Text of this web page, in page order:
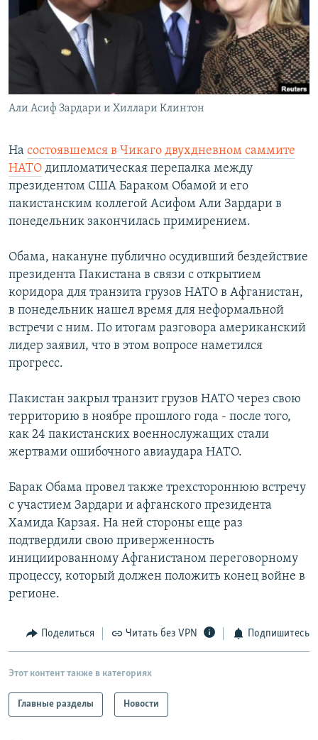
РАСПИСАНИЕ ВЕЩАНИЯ
ПОДПИШИТЕСЬ НА РАССЫЛКУ
СОЦИАЛЬНЫЕ СЕТИ
Все сайты РСЕ/РС
Али Асиф Зардари и Хиллари Клинтон
На состоявшемся в Чикаго двухдневном саммите
НАТО дипломатическая перепалка между
президентом США Бараком Обамой и его
пакистанским коллегой Асифом Али Зардари в
понедельник закончилась примирением.
Обама, накануне публично осудивший бездействие
президента Пакистана в связи с открытием
коридора для транзита грузов НАТО в Афганистан,
в понедельник нашел время для неформальной
встречи с ним. По итогам разговора американский
лидер заявил, что в этом вопросе наметился
прогресс.
Пакистан закрыл транзит грузов НАТО через свою
территорию в ноябре прошлого года - после того,
как 24 пакистанских военнослужащих стали
жертвами ошибочного авиаудара НАТО.
Барак Обама провел также трехстороннюю встречу
с участием Зардари и афганского президента
Хамида Карзая. На ней стороны еще раз
подтвердили свою приверженность
инициированному Афганистаном переговорному
процессу, который должен положить конец войне в
регионе.
Поделиться Читать без VPN Подпишитесь
Этот контент также в категориях
Главные разделы Новости